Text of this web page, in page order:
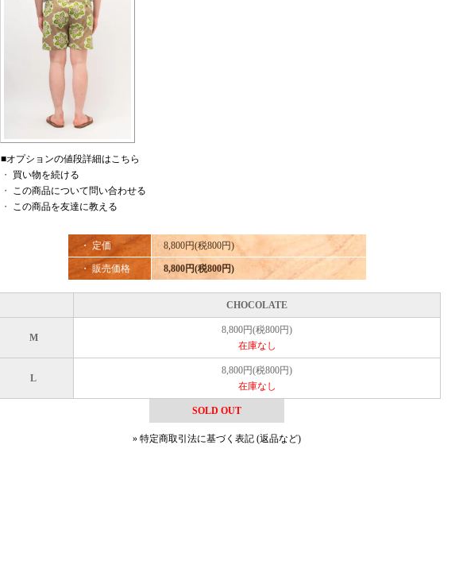
■オプションの値段詳細はこちら
・ 買い物を続ける
・ この商品について問い合わせる
・ この商品を友達に教える
・ 定価 8,800円(税800円)
・ 販売価格 8,800円(税800円)
CHOCOLATE
M
8,800円(税800円)
在庫なし
L
8,800円(税800円)
在庫なし
SOLD OUT
» 特定商取引法に基づく表記 (返品など)